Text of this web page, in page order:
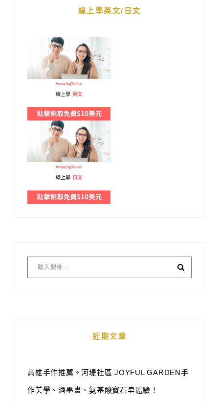
線上學英文/日文
線上學 英文
線上學 日文
近期文章
高雄手作推薦。河堤社區 JOYFUL GARDEN手
作美學、酒墨畫、氨基酸寶石皂體驗！